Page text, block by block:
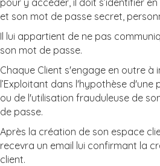
et son mot de passe secret,
Il lui appartient de ne pas
son mot de passe.
Chaque Client s'engage en outre à
l’Exploitant dans l'hypothèse
ou de l'utilisation frauduleuse de
de passe.
Après la création de son espace
recevra un email lui confirmant la
client.